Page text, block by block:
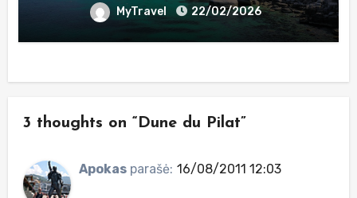
MyTravel 22/02/2026
3 thoughts on “Dune du Pilat”
Apokas parašė: 16/08/2011 12:03